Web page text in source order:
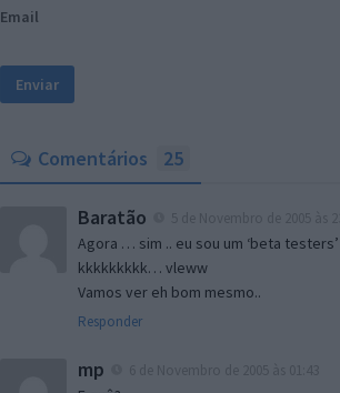
Email
Comentários 25
Baratão
Agora … sim .. eu sou um ‘beta testers’
kkkkkkkkk… vleww
Vamos ver eh bom mesmo..
Responder
mp